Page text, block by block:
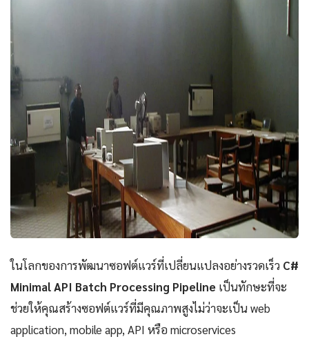
ในโลกของการพัฒนาซอฟต์แวร์ที่เปลี่ยนแปลงอย่างรวดเร็ว C#
Minimal API Batch Processing Pipeline เป็นทักษะที่จะ
ช่วยให้คุณสร้างซอฟต์แวร์ที่มีคุณภาพสูงไม่ว่าจะเป็น web
application, mobile app, API หรือ microservices